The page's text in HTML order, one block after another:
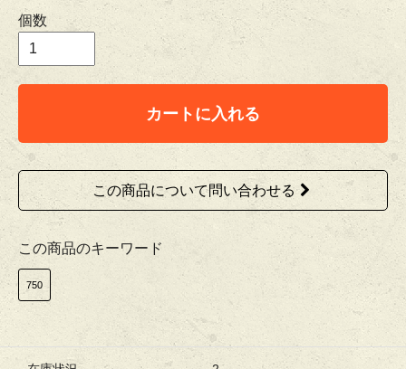
個数
カートに入れる
この商品について問い合わせる
この商品のキーワード
750